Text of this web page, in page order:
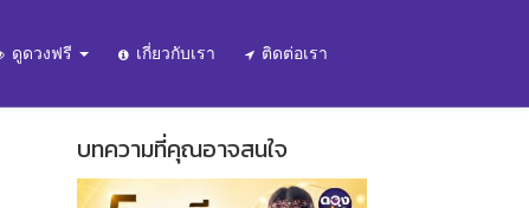
ดูดวงฟรี เกี่ยวกับเรา ติดต่อเรา
บทความที่คุณอาจสนใจ